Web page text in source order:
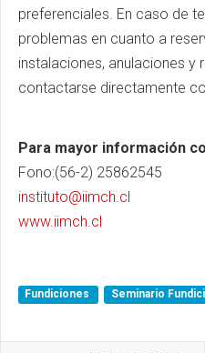
preferenciales. En caso de
problemas en cuanto a
instalaciones, anulaciones y
contactarse directamente
Para mayor información
Fono:(56-2) 25862545
instituto@iimch.cl
www.iimch.cl
Fundiciones Seminario